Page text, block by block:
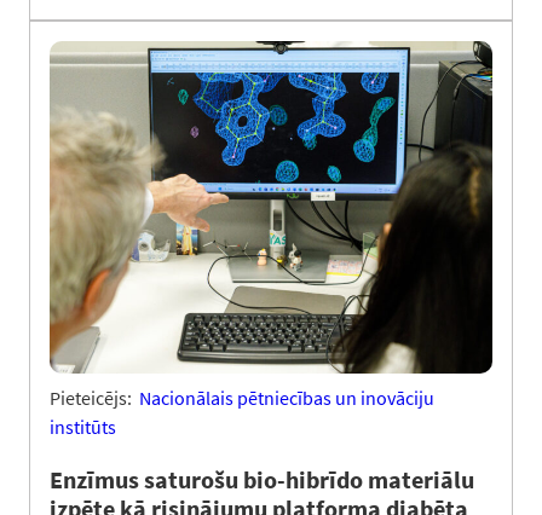
Pieteicējs: Nacionālais pētniecības un inovāciju
institūts
Enzīmus saturošu bio-hibrīdo materiālu
izpēte kā risinājumu platforma diabēta